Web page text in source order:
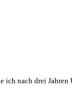
nach drei